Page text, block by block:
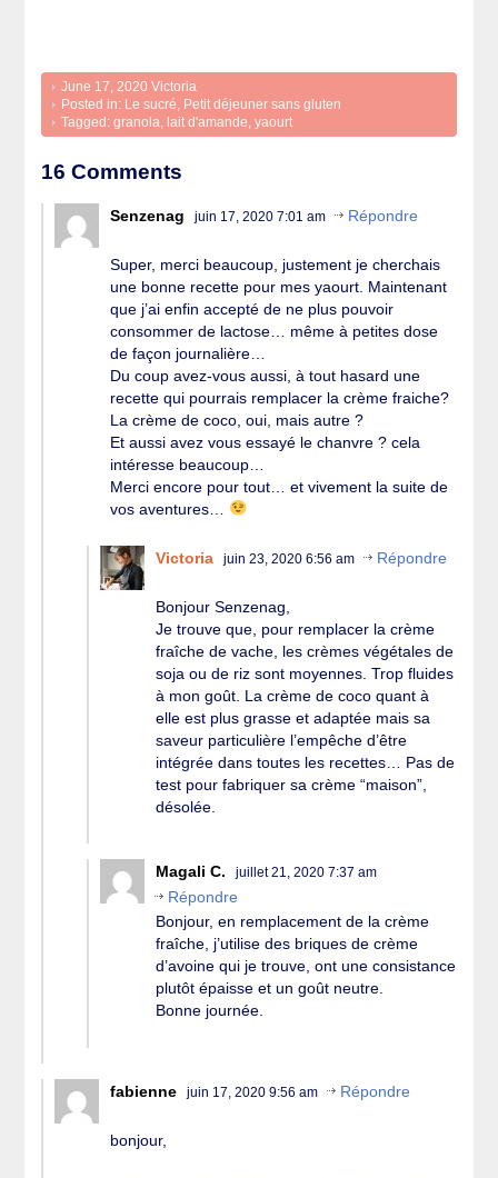
June 17, 2020 Victoria
Posted in:
Le sucré
Petit déjeuner sans gluten
Tagged:granola lait d'amande ,yaourt
16 Comments
Senzenag juin 17, 2020 7:01 am Répondre
Super, merci beaucoup, justement je cherchais
une bonne recette pour mes yaourt. Maintenant
que j’ai enfin accepté de ne plus pouvoir
consommer de lactose… même à petites dose
de façon journalière…
Du coup avez-vous aussi, à tout hasard une
recette qui pourrais remplacer la crème fraiche?
La crème de coco, oui, mais autre ?
Et aussi avez vous essayé le chanvre ? cela
intéresse beaucoup…
Merci encore pour tout… et vivement la suite de
vos aventures…
Victoria juin 23, 2020 6:56 am Répondre
Bonjour Senzenag,
Je trouve que, pour remplacer la crème
fraîche de vache, les crèmes végétales de
soja ou de riz sont moyennes. Trop fluides
à mon goût. La crème de coco quant à
elle est plus grasse et adaptée mais sa
saveur particulière l’empêche d’être
intégrée dans toutes les recettes… Pas de
test pour fabriquer sa crème “maison”,
désolée.
Magali C. juillet 21, 2020 7:37 am
Répondre
Bonjour, en remplacement de la crème
fraîche, j’utilise des briques de crème
d’avoine qui je trouve, ont une consistance
plutôt épaisse et un goût neutre.
Bonne journée.
fabienne juin 17, 2020 9:56 am Répondre
bonjour,